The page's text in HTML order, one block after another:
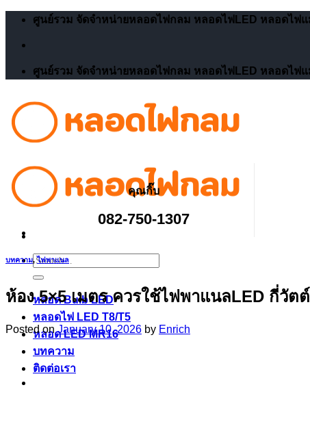
Skip
ศูนย์รวม จัดจำหน่ายหลอดไฟกลม หลอดไฟLED หลอดไฟ
ศูนย์รวม จัดจำหน่ายหลอดไฟกลม หลอดไฟLED หลอดไฟ
Search
for:
หลอด Bulb LED
หลอดไฟ LED T8/T5
หลอด LED MR16
บทความ
ติดต่อเรา
คุณกิ๊บ
082-750-1307
บทความ,ไฟพาแนล
ห้อง 5×5 เมตร ควรใช้ไฟพาแนลLED กี่วัต
Posted onJanuary 10, 2026 by Enrich